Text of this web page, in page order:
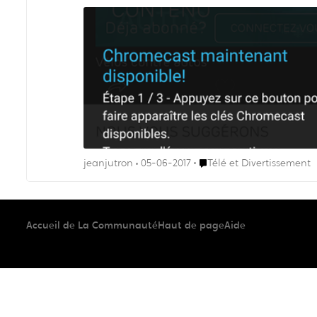
jeanjutron 05-06-2017 Endroit Télé et
Télé et Divertissement
Accueil de La CommunautéHaut de pageAide